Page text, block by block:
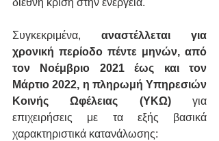
διεθνή κρίση στην ενέργεια.
Συγκεκριμένα, αναστέλλεται για
χρονική περίοδο πέντε μηνών, από
τον Νοέμβριο 2021 έως και τον
Μάρτιο 2022, η πληρωμή Υπηρεσιών
Κοινής Ωφέλειας (ΥΚΩ) για
επιχειρήσεις με τα εξής βασικά
χαρακτηριστικά κατανάλωσης: